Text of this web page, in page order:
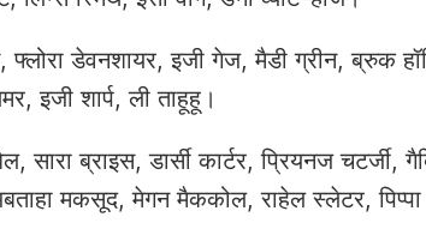
डेवनशायर, इजी गेज, मैडी ग्रीन, ब्रुक
इजी शार्प, ली ताहूहू।
ब्राइस, डार्सी कार्टर, प्रियनज चटर्जी,
मकसूद, मेगन मैककोल, राहेल स्लेटर, पिप्पा